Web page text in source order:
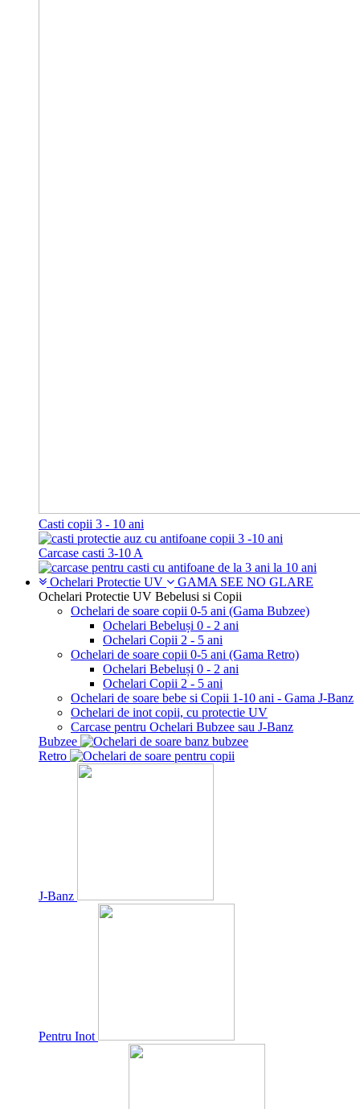
Casti copii 3 - 10 ani
Carcase casti 3-10 A
Ochelari Protectie UV
GAMA SEE NO GLARE
Ochelari Protectie UV Bebelusi si Copii
Ochelari de soare copii 0-5 ani (Gama Bubzee)
Ochelari Bebeluși 0 - 2 ani
Ochelari Copii 2 - 5 ani
Ochelari de soare copii 0-5 ani (Gama Retro)
Ochelari Bebeluși 0 - 2 ani
Ochelari Copii 2 - 5 ani
Ochelari de soare bebe si Copii 1-10 ani - Gama J-Banz
Ochelari de inot copii, cu protectie UV
Carcase pentru Ochelari Bubzee sau J-Banz
Bubzee
Retro
J-Banz
Pentru Inot